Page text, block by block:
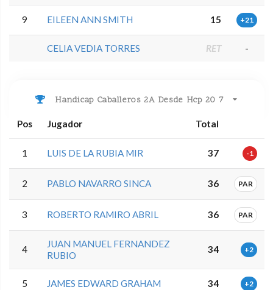
9 EILEEN ANN SMITH 15 +21
CELIA VEDIA TORRES RET -
Handicap Caballeros 2A Desde Hcp 20 7
Pos Jugador Total
1 LUIS DE LA RUBIA MIR 37 -1
2 PABLO NAVARRO SINCA 36 PAR
3 ROBERTO RAMIRO ABRIL 36 PAR
4
JUAN MANUEL FERNANDEZ
RUBIO
34 +2
5 JAMES EDWARD GRAHAM 34 +2